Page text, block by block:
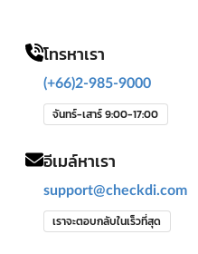
โทรหาเรา
(+66)2-985-9000
จันทร์-เสาร์ 9:00-17:00
อีเมล์หาเรา
support@checkdi.com
เราจะตอบกลับในเร็วที่สุด